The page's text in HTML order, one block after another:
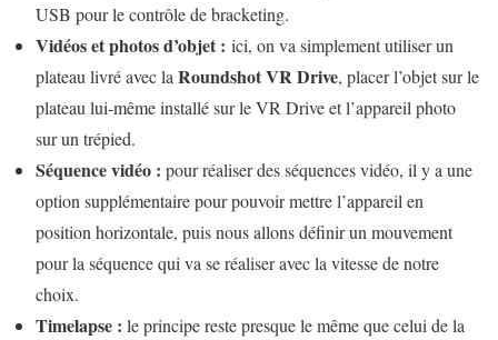
USB pour le contrôle de bracketing.
Vidéos et photos d’objet : ici, on va simplement utiliser un
plateau livré avec laRoundshot VR Drive, placer l’objet sur le
plateau lui-même installé sur le VR Drive et l’appareil photo
sur un trépied.
Séquence vidéo : pour réaliser des séquences vidéo, il y a une
option supplémentaire pour pouvoir mettre l’appareil en
position horizontale, puis nous allons définir un mouvement
pour la séquence qui va se réaliser avec la vitesse de notre
choix.
Timelapse : le principe reste presque le même que celui de la